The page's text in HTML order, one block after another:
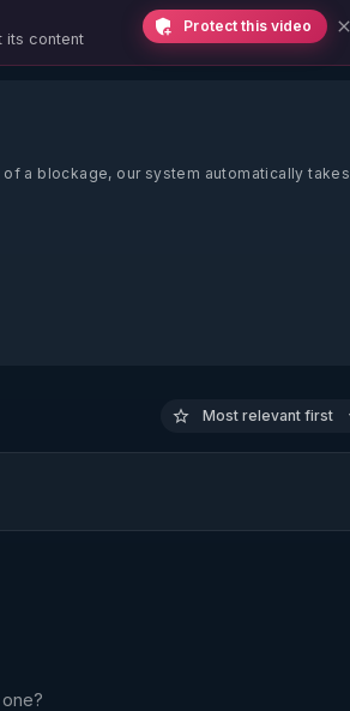
its content
Protect this video
of a blockage, our system automatically takes
Most relevant first